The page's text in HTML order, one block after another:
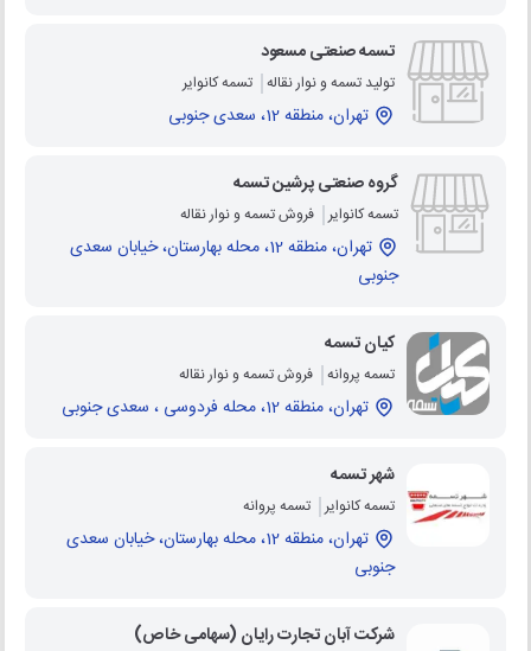
تسمه صنعتی مسعود
تولید تسمه و نوار نقاله تسمه کانوایر
تهران، منطقه 12، سعدی جنوبی
گروه صنعتی پرشین تسمه
تسمه کانوایر فروش تسمه و نوار نقاله
تهران، منطقه 12، محله بهارستان، خیابان سعدی
جنوبی
کیان تسمه
تسمه پروانه فروش تسمه و نوار نقاله
تهران، منطقه 12، محله فردوسی ، سعدی جنوبی
شهر تسمه
تسمه کانوایر تسمه پروانه
تهران، منطقه 12، محله بهارستان، خیابان سعدی
جنوبی
شرکت آبان تجارت رایان (سهامی خاص)